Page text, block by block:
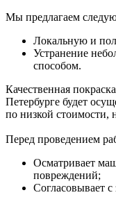
Мы предлагаем
Локальную и
Устранение
способом.
Качественная
Петербурге будет
по низкой стоимости,
Перед проведением
Осматривает
повреждений;
Согласовывает